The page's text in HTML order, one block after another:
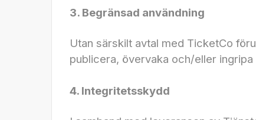
3. Begränsad användning
Utan särskilt avtal med TicketCo
publicera, övervaka och/eller
4. Integritetsskydd